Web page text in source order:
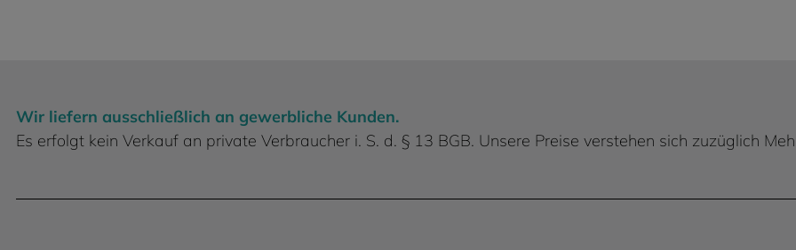
Wir liefern ausschließlich an gewerbliche Kunden.
Es erfolgt kein Verkauf an private Verbraucher i. S. d. § 13 BGB. Unsere Preise verstehen sich zuzüglich